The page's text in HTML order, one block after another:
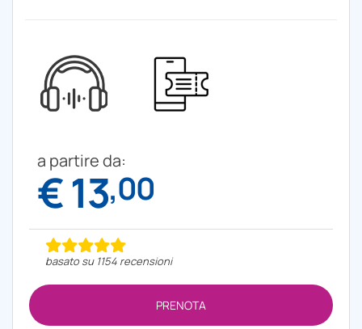
a partire da:
€ 13,00
basato su 1154 recensioni
PRENOTA